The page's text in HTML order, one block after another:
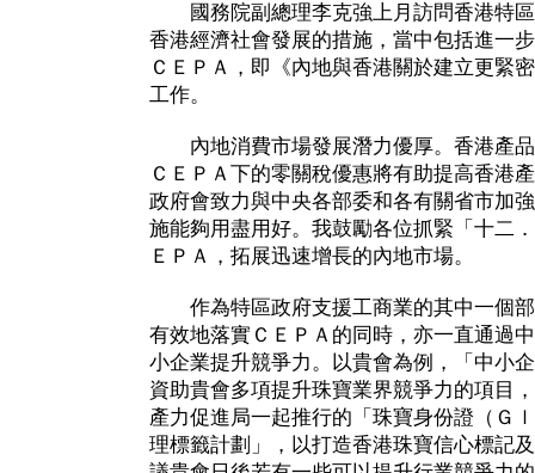
國務院副總理李克強上月訪問香港特區
香港經濟社會發展的措施，當中包括進一
ＣＥＰＡ，即《內地與香港關於建立更緊
工作。
內地消費市場發展潛力優厚。香港產品
ＣＥＰＡ下的零關稅優惠將有助提高香港
政府會致力與中央各部委和各有關省市加
施能夠用盡用好。我鼓勵各位抓緊「十二
ＥＰＡ，拓展迅速增長的內地市場。
作為特區政府支援工商業的其中一個部
有效地落實ＣＥＰＡ的同時，亦一直通過
小企業提升競爭力。以貴會為例，「中小
資助貴會多項提升珠寶業界競爭力的項目
產力促進局一起推行的「珠寶身份證（Ｇ
理標籤計劃」，以打造香港珠寶信心標記